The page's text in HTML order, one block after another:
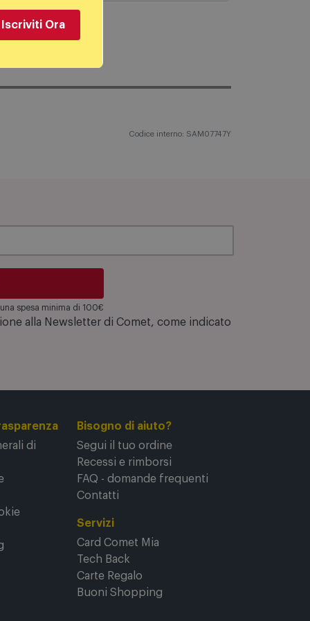
Codice interno: SAM07747Y
spesa minima di 100€
alla Newsletter di Comet, come indicato
di
Bisogno di aiuto?
Segui il tuo ordine
Recessi e rimborsi
FAQ - domande frequenti
Contatti
Servizi
Card Comet Mia
Tech Back
Carte Regalo
Buoni Shopping
Iscriviti Ora